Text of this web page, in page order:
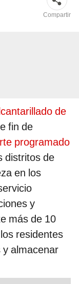
Compartir
de
fin de
programado
distritos de
en los
y
más de 10
residentes
almacenar